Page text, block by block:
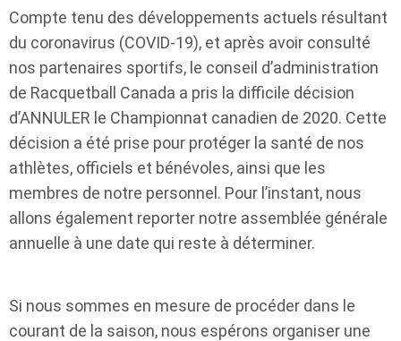
Compte tenu des développements actuels résultant
du coronavirus (COVID-19), et après avoir consulté
nos partenaires sportifs, le conseil d’administration
de Racquetball Canada a pris la difficile décision
d’ANNULER le Championnat canadien de 2020. Cette
décision a été prise pour protéger la santé de nos
athlètes, officiels et bénévoles, ainsi que les
membres de notre personnel. Pour l’instant, nous
allons également reporter notre assemblée générale
annuelle à une date qui reste à déterminer.
Si nous sommes en mesure de procéder dans le
courant de la saison, nous espérons organiser une